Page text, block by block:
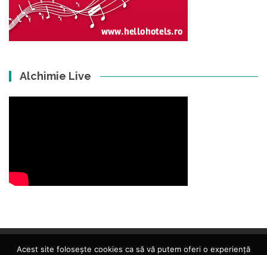
Alchimie Live
Acest site folosește cookies ca să vă putem oferi o experiență